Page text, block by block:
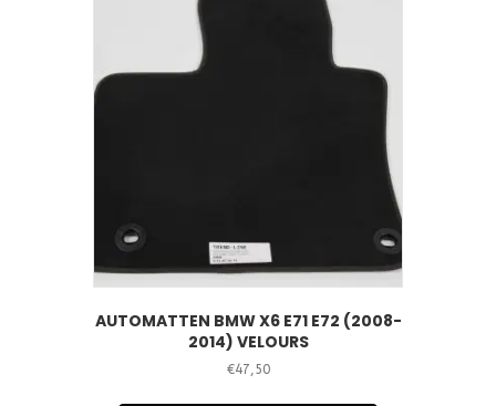
AUTOMATTEN BMW X6 E71 E72 (2008-
2014) VELOURS
€47,50